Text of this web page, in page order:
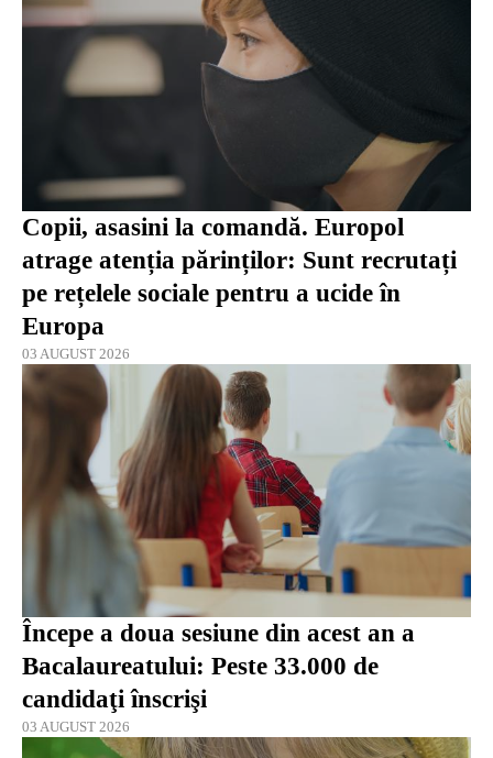
Copii, asasini la comandă. Europol
atrage atenția părinților: Sunt recrutați
pe rețelele sociale pentru a ucide în
Europa
03 AUGUST 2026
Începe a doua sesiune din acest an a
Bacalaureatului: Peste 33.000 de
candidaţi înscrişi
03 AUGUST 2026